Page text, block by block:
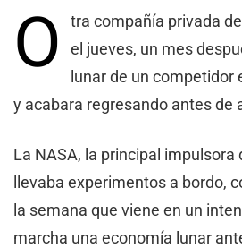
O
tra compañía privada
el jueves, un mes
lunar de un competidor
y acabara regresando antes de
La NASA, la principal impulsora
llevaba experimentos a bordo,
la semana que viene en un
marcha una economía lunar